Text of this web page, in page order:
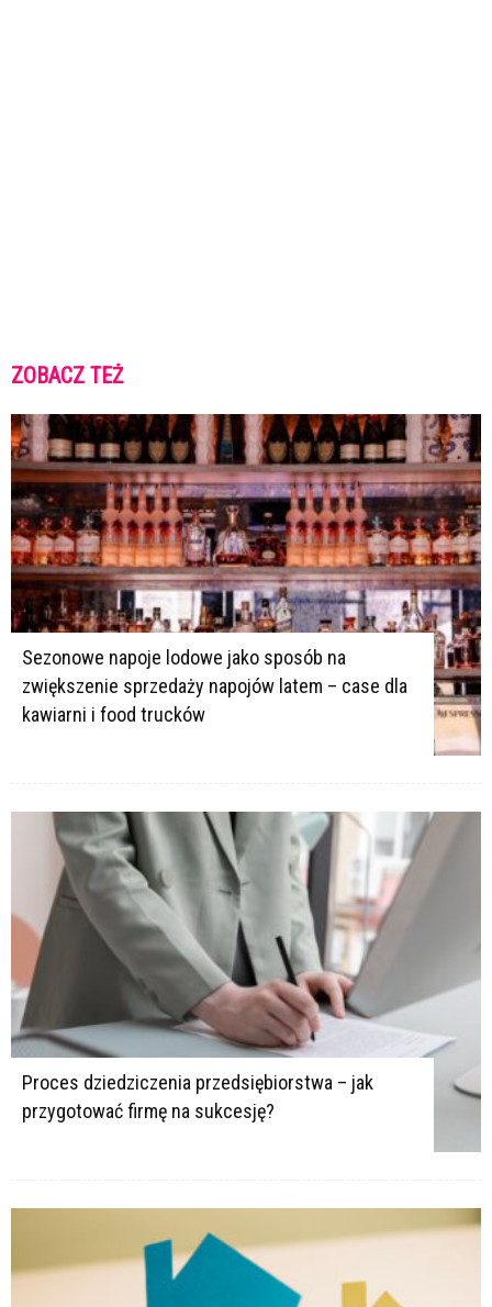
ZOBACZ TEŻ
Sezonowe napoje lodowe jako sposób na
zwiększenie sprzedaży napojów latem – case dla
kawiarni i food trucków
Proces dziedziczenia przedsiębiorstwa – jak
przygotować firmę na sukcesję?